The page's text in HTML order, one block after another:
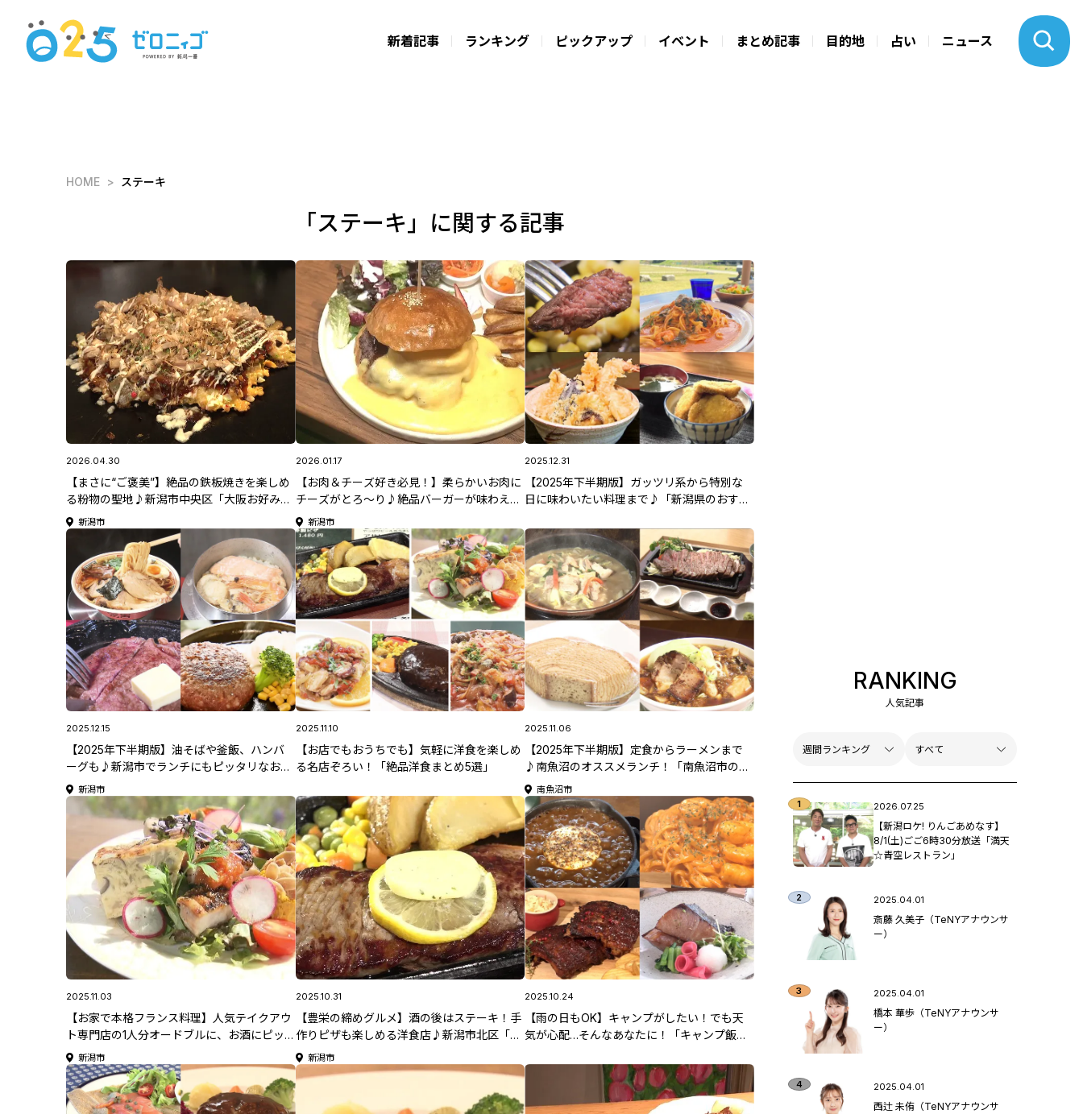
新着記事 ランキング ピックアップ イベント まとめ記事 目的地 占い ニュース
HOME ステーキ
「ステーキ」に関する記事
2026.04.30
【まさに“ご褒美”】絶品の鉄板焼きを楽しめ
る粉物の聖地♪新潟市中央区「大阪お好み焼
き かおるや」
新潟市
2026.01.17
【お肉＆チーズ好き必見！】柔らかいお肉に
チーズがとろ〜り♪絶品バーガーが味わえる
新潟市中央区｢肉料理専門店 ぼくのきち｣
新潟市
2025.12.31
【2025年下半期版】ガッツリ系から特別な
日に味わいたい料理まで♪「新潟県のおすす
2025.12.15
【2025年下半期版】油そばや釜飯、ハンバ
ーグも♪新潟市でランチにもピッタリなお店
をご紹介！「新潟市ランチまとめ5選」
新潟市
2025.11.10
【お店でもおうちでも】気軽に洋食を楽しめ
る名店ぞろい！「絶品洋食まとめ5選」
2025.11.06
【2025年下半期版】定食からラーメンまで
♪南魚沼のオススメランチ！「南魚沼市の絶
品ランチ5選」
南魚沼市
2025.11.03
【お家で本格フランス料理】人気テイクアウ
ト専門店の1人分オードブルに、お酒にピッ
タリのメニューも♪ 新潟市西区「フレンチラ
イス」
新潟市
2025.10.31
【豊栄の締めグルメ】酒の後はステーキ！手
作りピザも楽しめる洋食店♪新潟市北区「レ
ストランビッグワン」
新潟市
2025.10.24
【雨の日もOK】キャンプがしたい！でも天
気が心配…そんなあなたに！「キャンプ飯ま
RANKING
人気記事
2026.07.25
【新潟ロケ! りんごあめなす】
8/1(土)ごご6時30分放送「満天
☆青空レストラン」
2025.04.01
斎藤 久美子（TeNYアナウンサ
ー）
2025.04.01
橋本 華歩（TeNYアナウンサ
ー）
2025.04.01
西辻 未侑（TeNYアナウンサ